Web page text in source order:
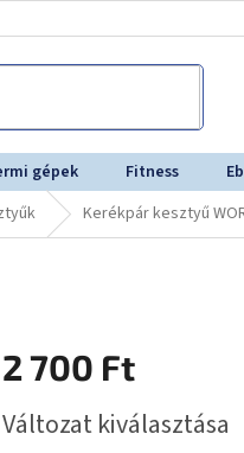
gépek Fitness
Kerékpár kesztyű
2 700 Ft
Változat kiválasztása